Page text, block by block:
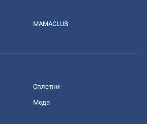
MAMACLUB
Сплетни
Мода